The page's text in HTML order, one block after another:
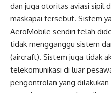
dan juga otoritas aviasi sipil
maskapai tersebut. Sistem
AeroMobile sendiri telah
tidak mengganggu sistem
(aircraft). Sistem juga tidak
telekomunikasi di luar
pengontrolan yang